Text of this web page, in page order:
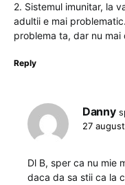
2. Sistemul imunitar, la
adultii e mai
problema ta, dar nu
Reply
Danny
27
Dl B, sper ca nu mie
daca da sa stii ca la